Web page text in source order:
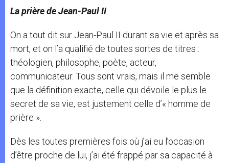
La prière de Jean-Paul II
On a tout dit sur Jean-Paul II durant sa vie et après sa
mort, et on l’a qualifié de toutes sortes de titres :
théologien, philosophe, poète, acteur,
communicateur. Tous sont vrais, mais il me semble
que la définition exacte, celle qui dévoile le plus le
secret de sa vie, est justement celle d’« homme de
prière ».
Dès les toutes premières fois où j’ai eu l’occasion
d’être proche de lui, j’ai été frappé par sa capacité à